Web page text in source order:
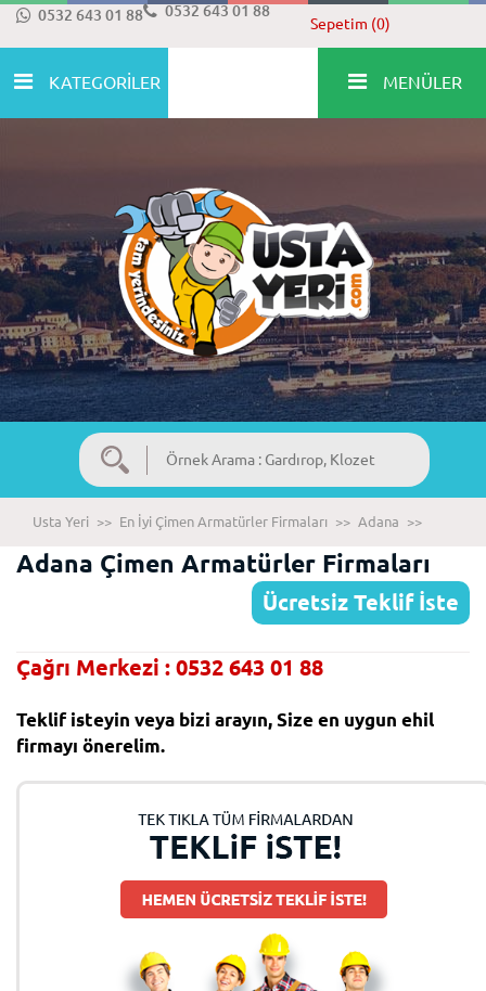
0532 643 01 88 0532 643 01 88
Sepetim (0)
KATEGORİLER MENÜLER
Usta Yeri >> En İyi Çimen Armatürler Firmaları >> Adana >>
Adana Çimen Armatürler Firmaları
Ücretsiz Teklif İste
Çağrı Merkezi : 0532 643 01 88
Teklif isteyin veya bizi arayın, Size en uygun ehil
firmayı önerelim.